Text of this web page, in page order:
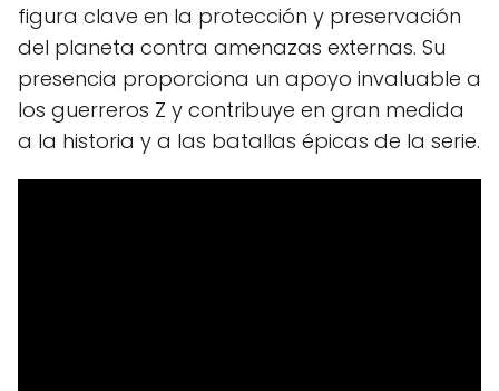
figura clave en la protección y preservación
del planeta contra amenazas externas. Su
presencia proporciona un apoyo invaluable a
los guerreros Z y contribuye en gran medida
a la historia y a las batallas épicas de la serie.